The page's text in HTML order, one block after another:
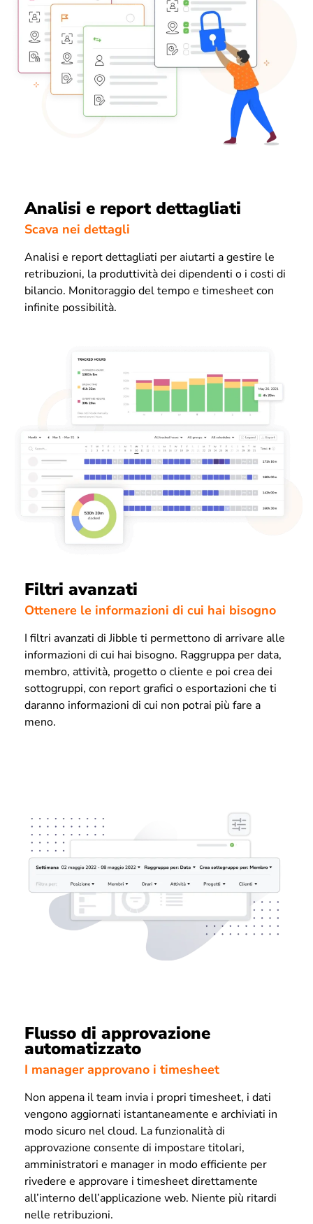
Analisi e report dettagliati
Scava nei dettagli
Analisi e report dettagliati per aiutarti a gestire le
retribuzioni, la produttività dei dipendenti o i costi di
bilancio. Monitoraggio del tempo e timesheet con
infinite possibilità.
Filtri avanzati
Ottenere le informazioni di cui hai bisogno
I filtri avanzati di Jibble ti permettono di arrivare alle
informazioni di cui hai bisogno. Raggruppa per data,
membro, attività, progetto o cliente e poi crea dei
sottogruppi, con report grafici o esportazioni che ti
daranno informazioni di cui non potrai più fare a
meno.
Flusso di approvazione
automatizzato
I manager approvano i timesheet
Non appena il team invia i propri timesheet, i dati
vengono aggiornati istantaneamente e archiviati in
modo sicuro nel cloud. La funzionalità di
approvazione consente di impostare titolari,
amministratori e manager in modo efficiente per
rivedere e approvare i timesheet direttamente
all’interno dell’applicazione web. Niente più ritardi
nelle retribuzioni.